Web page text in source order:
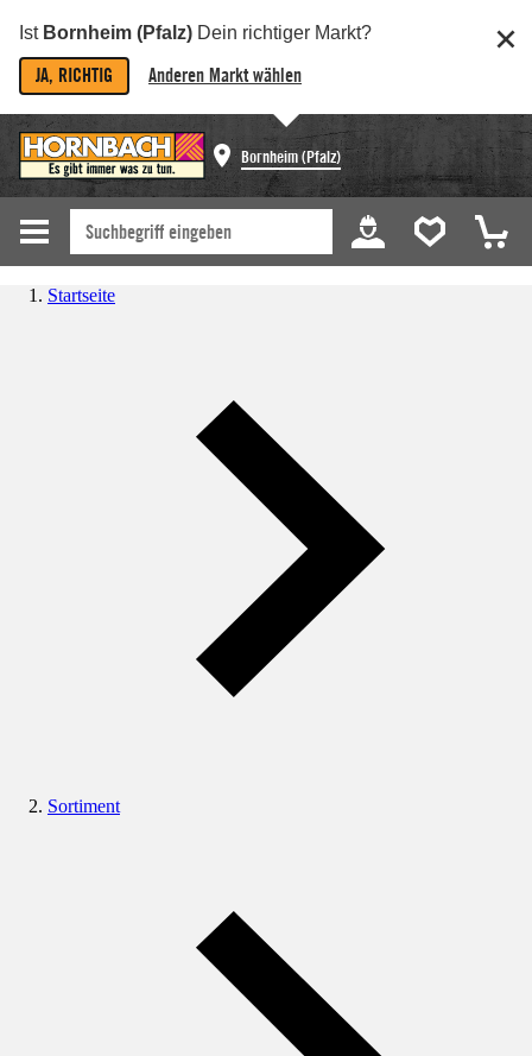
Ist Bornheim (Pfalz) Dein richtiger Markt?
JA, RICHTIG Anderen Markt wählen
Bornheim (Pfalz)
Startseite
Sortiment